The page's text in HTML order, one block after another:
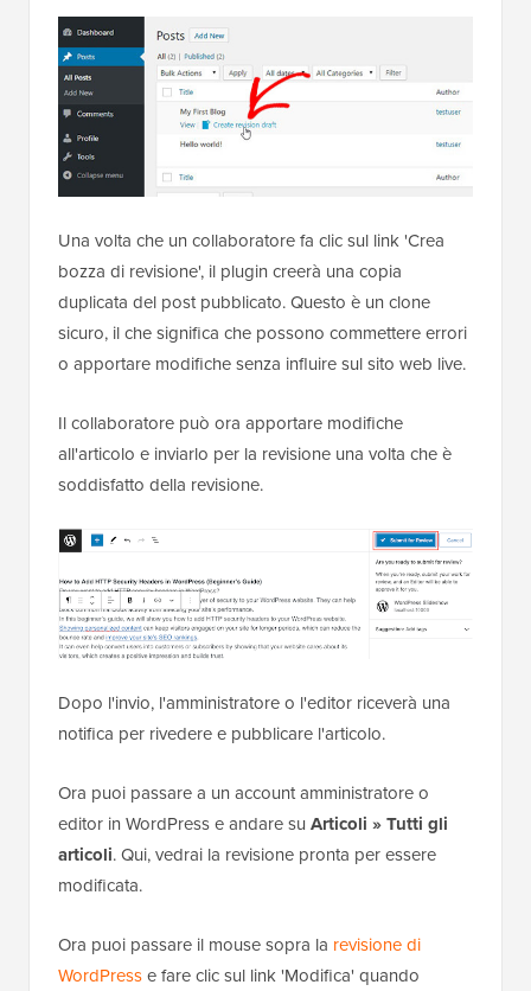
Una volta che un collaboratore fa clic sul link 'Crea
bozza di revisione', il plugin creerà una copia
duplicata del post pubblicato. Questo è un clone
sicuro, il che significa che possono commettere errori
o apportare modifiche senza influire sul sito web live.
Il collaboratore può ora apportare modifiche
all'articolo e inviarlo per la revisione una volta che è
soddisfatto della revisione.
Dopo l'invio, l'amministratore o l'editor riceverà una
notifica per rivedere e pubblicare l'articolo.
Ora puoi passare a un account amministratore o
editor in WordPress e andare su Articoli » Tutti gli
articoli. Qui, vedrai la revisione pronta per essere
modificata.
Ora puoi passare il mouse sopra la revisione di
WordPresse fare clic sul link 'Modifica' quando